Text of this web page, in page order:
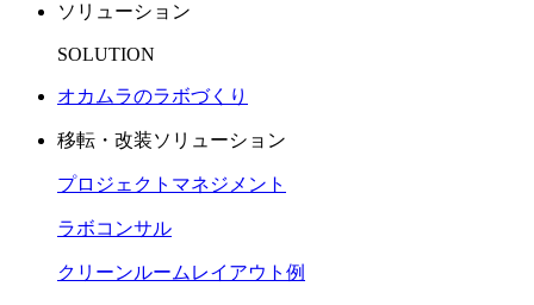
ソリューション
SOLUTION
オカムラのラボづくり
移転・改装ソリューション
プロジェクトマネジメント
ラボコンサル
クリーンルームレイアウト例